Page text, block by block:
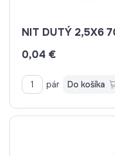
0,04 €
pár Do košíka